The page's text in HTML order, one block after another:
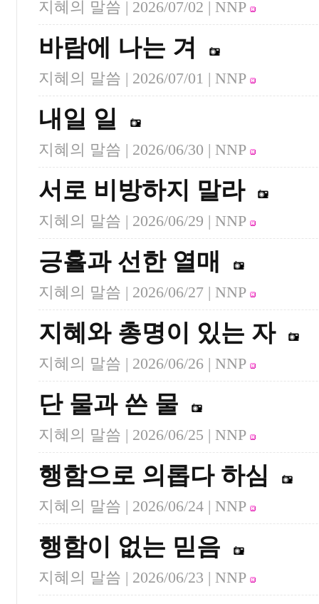
지혜의 말씀 | 2026/07/02 | NNP
바람에 나는 겨
지혜의 말씀 | 2026/07/01 | NNP
내일 일
지혜의 말씀 | 2026/06/30 | NNP
서로 비방하지 말라
지혜의 말씀 | 2026/06/29 | NNP
긍휼과 선한 열매
지혜의 말씀 | 2026/06/27 | NNP
지혜와 총명이 있는 자
지혜의 말씀 | 2026/06/26 | NNP
단 물과 쓴 물
지혜의 말씀 | 2026/06/25 | NNP
행함으로 의롭다 하심
지혜의 말씀 | 2026/06/24 | NNP
행함이 없는 믿음
지혜의 말씀 | 2026/06/23 | NNP